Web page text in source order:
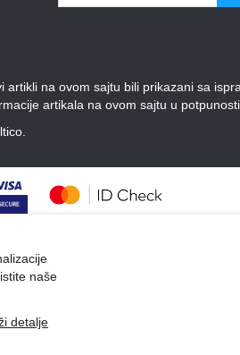
na ovom sajtu bili prikazani sa
artikala na ovom sajtu u potpunosti
naše
detalje